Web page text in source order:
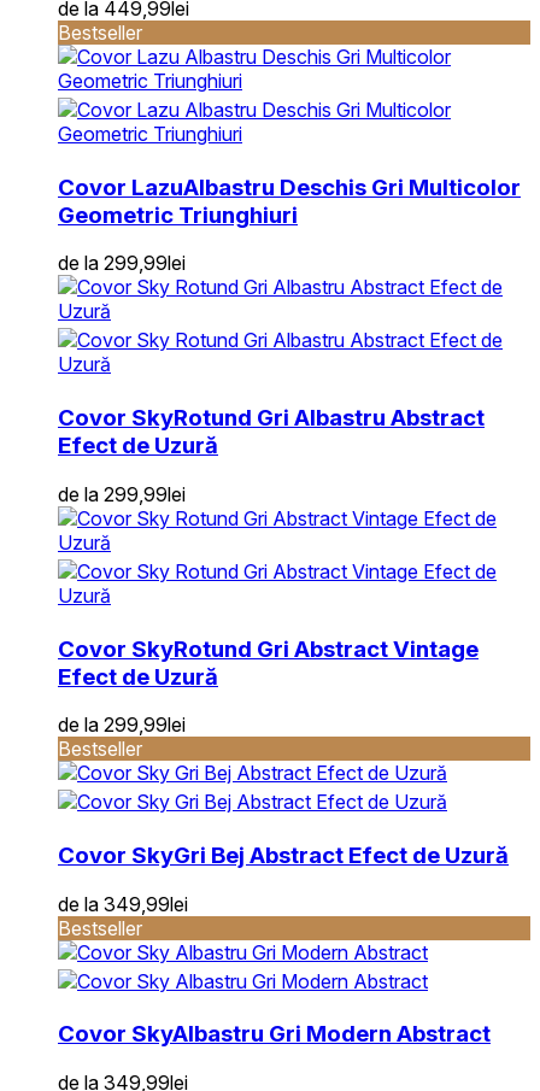
de la 449,99lei
Bestseller
Covor LazuAlbastru Deschis Gri Multicolor
Geometric Triunghiuri
de la 299,99lei
Covor SkyRotund Gri Albastru Abstract
Efect de Uzură
de la 299,99lei
Covor SkyRotund Gri Abstract Vintage
Efect de Uzură
de la 299,99lei
Bestseller
Covor SkyGri Bej Abstract Efect de Uzură
de la 349,99lei
Bestseller
Covor SkyAlbastru Gri Modern Abstract
de la 349,99lei